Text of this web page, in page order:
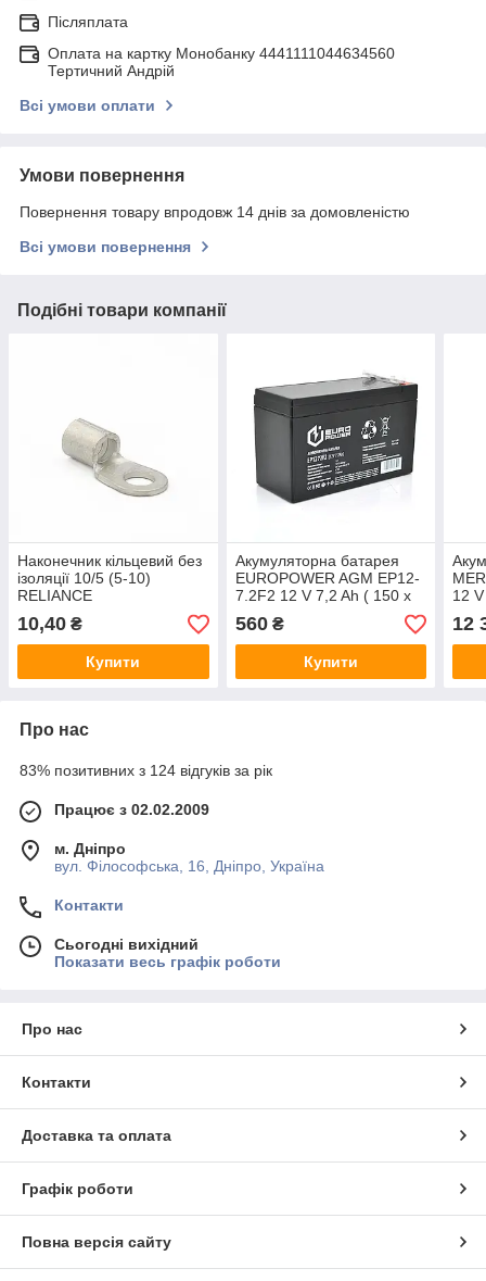
Післяплата
Оплата на картку Монобанку 4441111044634560
Тертичний Андрій
Всі умови оплати
Умови повернення
Повернення товару впродовж 14 днів за домовленістю
Всі умови повернення
Подібні товари компанії
Наконечник кільцевий без
ізоляції 10/5 (5-10)
RELIANCE
10,40 ₴
Купити
Акумуляторна батарея
EUROPOWER AGM EP12-
7.2F2 12 V 7,2 Ah ( 150 x
65 x 95 (100) ) Black Q10
560₴
Купити
12
Q10
12
Про нас
83% позитивних з 124 відгуків за рік
Працює з 02.02.2009
м. Дніпро
вул. Філософська, 16, Дніпро, Україна
Контакти
Сьогодні вихідний
Показати весь графік роботи
Про нас
Контакти
Доставка та оплата
Графік роботи
Повна версія сайту